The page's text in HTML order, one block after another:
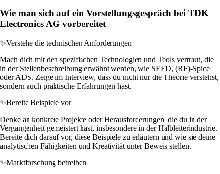
Wie man sich auf ein Vorstellungsgespräch bei TDK
Electronics AG vorbereitet
✨Verstehe die technischen Anforderungen
Mach dich mit den spezifischen Technologien und Tools vertraut, die
in der Stellenbeschreibung erwähnt werden, wie SEED, (RF)-Spice
oder ADS. Zeige im Interview, dass du nicht nur die Theorie verstehst,
sondern auch praktische Erfahrungen hast.
✨Bereite Beispiele vor
Denke an konkrete Projekte oder Herausforderungen, die du in der
Vergangenheit gemeistert hast, insbesondere in der Halbleiterindustrie.
Bereite dich darauf vor, diese Beispiele zu erläutern und wie sie deine
analytischen Fähigkeiten und Kreativität unter Beweis stellen.
✨Marktforschung betreiben